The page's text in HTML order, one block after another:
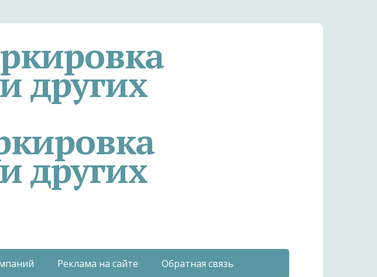
других
Реклама на сайте Обратная связь